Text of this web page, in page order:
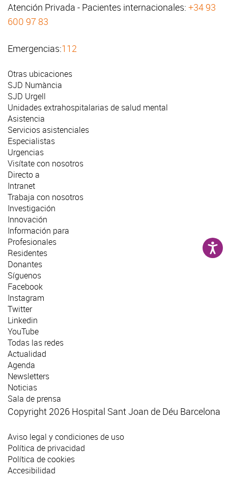
Atención Privada - Pacientes internacionales: +34 93
600 97 83
Emergencias:112
Otras ubicaciones
SJD Numància
SJD Urgell
Unidades extrahospitalarias de salud mental
Asistencia
Servicios asistenciales
Especialistas
Urgencias
Visítate con nosotros
Directo a
Intranet
Trabaja con nosotros
Investigación
Innovación
Información para
Profesionales
Residentes
Donantes
Síguenos
Facebook
Instagram
Twitter
Linkedin
YouTube
Todas las redes
Actualidad
Agenda
Newsletters
Noticias
Sala de prensa
Copyright 2026 Hospital Sant Joan de Déu Barcelona
Aviso legal y condiciones de uso
Política de privacidad
Política de cookies
Accesibilidad